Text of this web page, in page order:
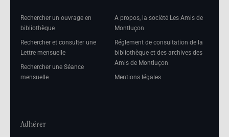
Rechercher un ouvrage en
bibliothèque
Rechercher et consulter une
Lettre mensuelle
Rechercher une Séance
mensuelle
A propos, la société Les Amis de
Montluçon
Réglement de consultation de la
bibliothèque et des archives des
Amis de Montluçon
Mentions légales
Adhérer